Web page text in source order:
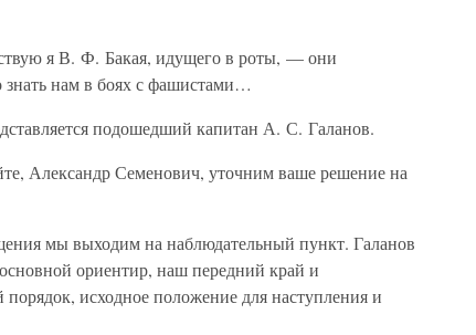
я В. Ф. Бакая, идущего в роты, — они
знать нам в боях с фашистами…
подошедший капитан А. С. Галанов.
Александр Семенович, уточним ваше решение на
мы выходим на наблюдательный пункт. Галанов
ориентир, наш передний край и
исходное положение для наступления и